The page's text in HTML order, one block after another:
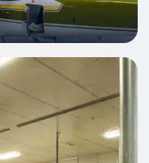
bestand aus 36 HQL
durch 21 Solow LED
Beleuchtungskonzept
die sowohl Tageslicht